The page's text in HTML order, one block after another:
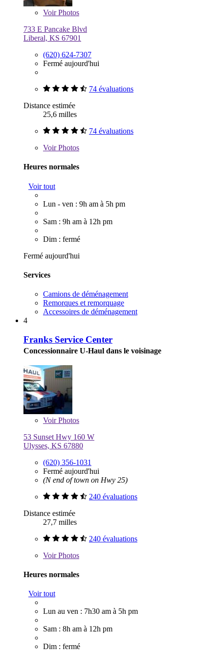
VoirPhotos
733 E Pancake Blvd
Liberal, KS 67901
(620) 624-7307
Fermé aujourd'hui
74 évaluations
Distance estimée
25,6 milles
74 évaluations
VoirPhotos
Heures normales
Voir tout
Lun - ven : 9h am à 5h pm
Sam : 9h am à 12h pm
Dim : fermé
Fermé aujourd'hui
Services
Camions de déménagement
Remorques et remorquage
Accessoires de déménagement
4
Franks Service Center
Concessionnaire U-Haul dans le voisinage
VoirPhotos
53 Sunset Hwy 160 W
Ulysses, KS 67880
(620) 356-1031
Fermé aujourd'hui
(N end of town on Hwy 25)
240 évaluations
Distance estimée
27,7 milles
240 évaluations
VoirPhotos
Heures normales
Voir tout
Lun au ven : 7h30 am à 5h pm
Sam : 8h am à 12h pm
Dim : fermé